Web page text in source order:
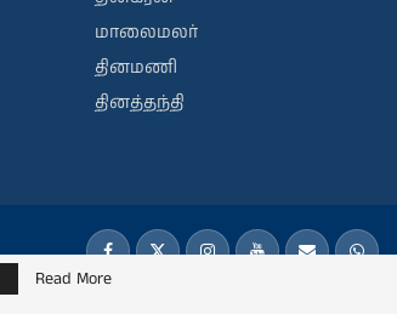
மாலைமலர்
தினமணி
தினத்தந்தி
Read More